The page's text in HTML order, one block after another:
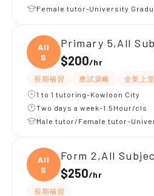
Female tutor-University
All
S
Primary 5,All
$200/hr
長期補習 應試策略 全英上堂
1 to 1 tutoring-Kowloon City
Two days a week-1.5Hour/cls
Male tutor/Female tutor-
All
S
Form 2,All
$250/hr
長期補習